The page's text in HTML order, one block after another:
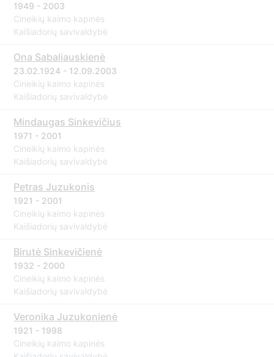
1949 - 2003
Cineikių kaimo kapinės
Kaišiadorių savivaldybė
Ona Sabaliauskienė
23.02.1924 - 12.09.2003
Cineikių kaimo kapinės
Kaišiadorių savivaldybė
Mindaugas Sinkevičius
1971 - 2001
Cineikių kaimo kapinės
Kaišiadorių savivaldybė
Petras Juzukonis
1921 - 2001
Cineikių kaimo kapinės
Kaišiadorių savivaldybė
Birutė Sinkevičienė
1932 - 2000
Cineikių kaimo kapinės
Kaišiadorių savivaldybė
Veronika Juzukonienė
1921 - 1998
Cineikių kaimo kapinės